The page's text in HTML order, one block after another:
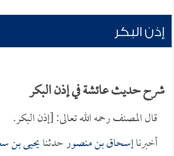
إذن البكر
شرح حديث عائشة في إذن البكر
قال المصنف رحمه الله تعالى: [إذن البكر.
أخبرناإسحاق بن منصورحدثنايحيى بن